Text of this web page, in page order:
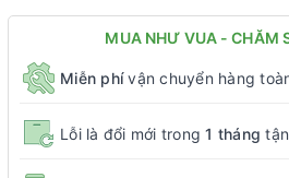
MUA NHƯ VUA - CHĂM
Miễn phívận chuyển hàng
Lỗi là đổi mới trong1 tháng